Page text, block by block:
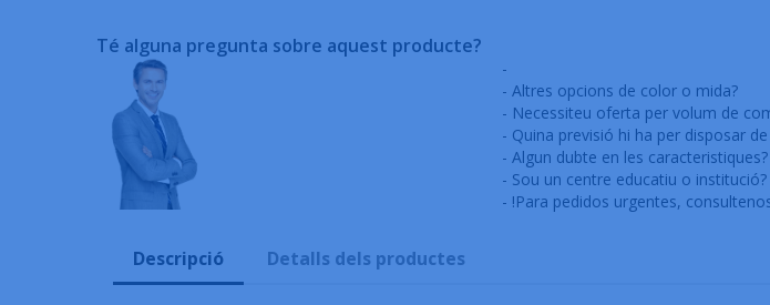
Té alguna pregunta sobre aquest producte?
-
- Altres opcions de color o mida?
- Necessiteu oferta per volum de
- Quina previsió hi ha per disposar
- Algun dubte en les caracteristiques?
- Sou un centre educatiu o institució?
- !Para pedidos urgentes,
Descripció Detalls dels productes